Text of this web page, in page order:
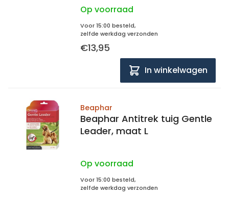
Op voorraad
Voor 15:00 besteld,
zelfde werkdag verzonden
€13,95
In winkelwagen
Beaphar
Beaphar Antitrek tuig Gentle
Leader, maat L
Op voorraad
Voor 15:00 besteld,
zelfde werkdag verzonden